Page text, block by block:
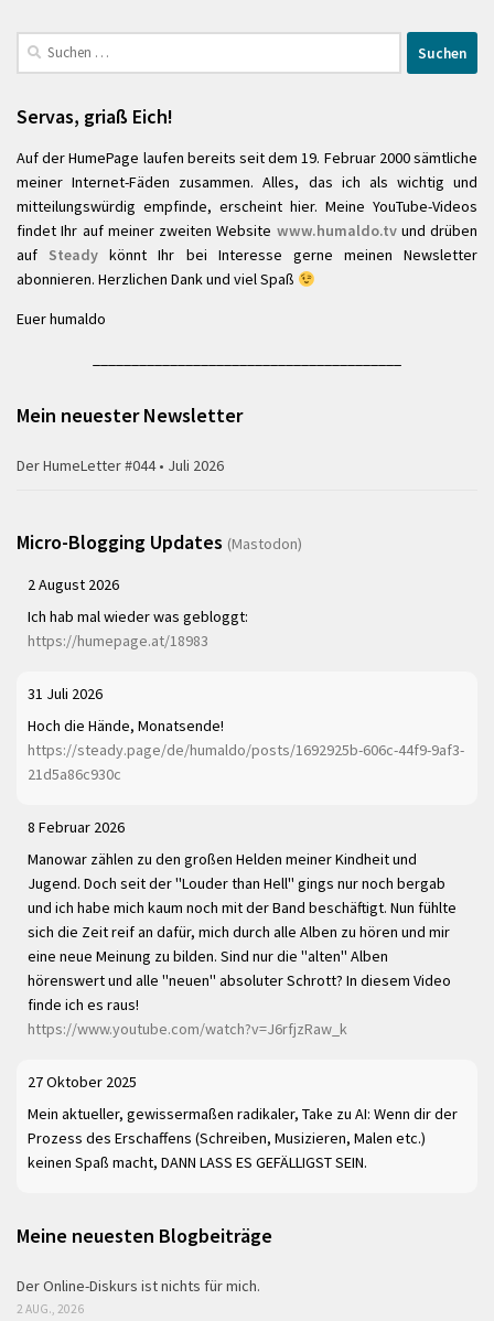
Suchen
nach:
Servas, griaß Eich!
Auf der HumePage laufen bereits seit dem 19. Februar 2000 sämtliche
meiner Internet-Fäden zusammen. Alles, das ich als wichtig und
mitteilungswürdig empfinde, erscheint hier. Meine YouTube-Videos
findet Ihr auf meiner zweiten Website www.humaldo.tvund drüben
auf Steady könnt Ihr bei Interesse gerne meinen Newsletter
abonnieren. Herzlichen Dank und viel Spaß
Euer humaldo
Mein neuester Newsletter
Der HumeLetter #044 • Juli 2026
Micro-Blogging Updates (Mastodon)
2 August 2026
Ich hab mal wieder was gebloggt:
https://humepage.at/18983
31 Juli 2026
Hoch die Hände, Monatsende!
https://steady.page/de/humaldo/posts/1692925b-606c-44f9-9af3-
21d5a86c930c
8 Februar 2026
Manowar zählen zu den großen Helden meiner Kindheit und
Jugend. Doch seit der "Louder than Hell" gings nur noch bergab
und ich habe mich kaum noch mit der Band beschäftigt. Nun fühlte
sich die Zeit reif an dafür, mich durch alle Alben zu hören und mir
eine neue Meinung zu bilden. Sind nur die "alten" Alben
hörenswert und alle "neuen" absoluter Schrott? In diesem Video
finde ich es raus!
https://www.youtube.com/watch?v=J6rfjzRaw_k
27 Oktober 2025
Mein aktueller, gewissermaßen radikaler, Take zu AI: Wenn dir der
Prozess des Erschaffens (Schreiben, Musizieren, Malen etc.)
keinen Spaß macht, DANN LASS ES GEFÄLLIGST SEIN.
Meine neuesten Blogbeiträge
Der Online-Diskurs ist nichts für mich.
2 AUG., 2026